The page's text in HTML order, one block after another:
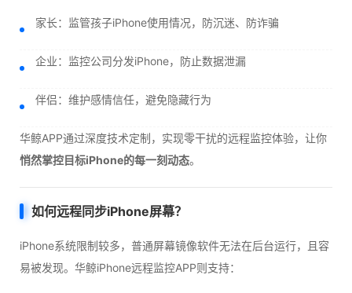
家长：监管孩子iPhone使用情况，防沉迷、防诈骗
企业：监控公司分发iPhone，防止数据泄漏
伴侣：维护感情信任，避免隐藏行为
华鲸APP通过深度技术定制，实现零干扰的远程监控体验，让你
悄然掌控目标iPhone的每一刻动态。
如何远程同步iPhone屏幕？
iPhone系统限制较多，普通屏幕镜像软件无法在后台运行，且容
易被发现。华鲸iPhone远程监控APP则支持：